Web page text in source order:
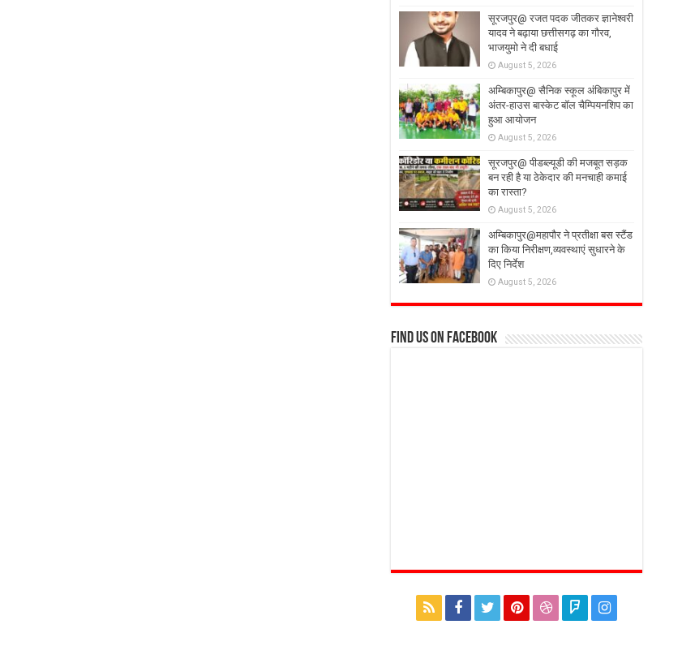
सूरजपुर@ रजत पदक जीतकर ज्ञानेश्वरी
यादव ने बढ़ाया छत्तीसगढ़ का गौरव,
भाजयुमो ने दी बधाई
August 5, 2026
अम्बिकापुर@ सैनिक स्कूल अंबिकापुर में
अंतर-हाउस बास्केट बॉल चैम्पियनशिप का
हुआ आयोजन
August 5, 2026
सूरजपुर@ पीडब्ल्यूडी की मजबूत सड़क
बन रही है या ठेकेदार की मनचाही कमाई
का रास्ता?
August 5, 2026
अम्बिकापुर@महापौर ने प्रतीक्षा बस स्टैंड
का किया निरीक्षण,व्यवस्थाएं सुधारने के
दिए निर्देश
August 5, 2026
Find us on Facebook